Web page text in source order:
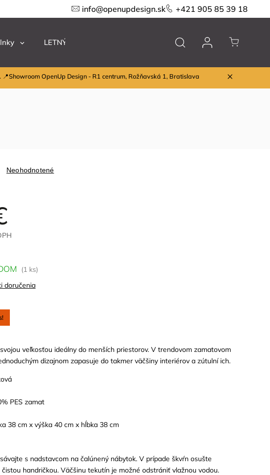
info@openupdesign.sk +421 905 85 39 18
LETNÝ VÝPREDAJ Značky
OpenUp Design - R1 centrum, Rožňavská 1, Bratislava
Neohodnotené
veľkosťou ideálny do menších priestorov. V trendovom zamatovom
dizajnom zapasuje do takmer väčšiny interiérov a zútulní ich.
PES zamat
38 cm x výška 40 cm x hĺbka 38 cm
s nadstavcom na čalúnený nábytok. V prípade škvŕn osušte
čistou handričkou. Väčšinu tekutín je možné odstrániť vlažnou vodou.
(1 ks)
doručenia